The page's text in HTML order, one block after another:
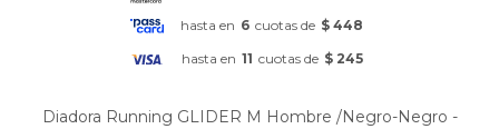
hasta en 6 cuotas de $ 448
hasta en 11 cuotas de $ 245
Diadora Running GLIDER M Hombre /Negro-Negro -